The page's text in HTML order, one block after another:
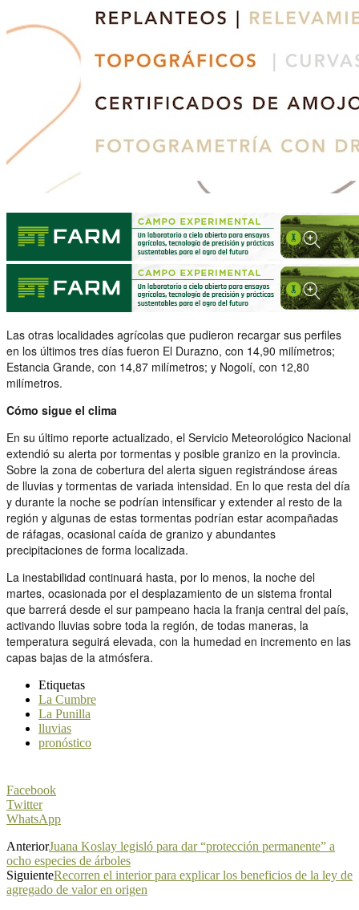
Las otras localidades agrícolas que pudieron recargar sus perfiles
en los últimos tres días fueron El Durazno, con 14,90 milímetros;
Estancia Grande, con 14,87 milímetros; y Nogolí, con 12,80
milímetros.
Cómo sigue el clima
En su último reporte actualizado, el Servicio Meteorológico Nacional
extendió su alerta por tormentas y posible granizo en la provincia.
Sobre la zona de cobertura del alerta siguen registrándose áreas
de lluvias y tormentas de variada intensidad. En lo que resta del día
y durante la noche se podrían intensificar y extender al resto de la
región y algunas de estas tormentas podrían estar acompañadas
de ráfagas, ocasional caída de granizo y abundantes
precipitaciones de forma localizada.
La inestabilidad continuará hasta, por lo menos, la noche del
martes, ocasionada por el desplazamiento de un sistema frontal
que barrerá desde el sur pampeano hacia la franja central del país,
activando lluvias sobre toda la región, de todas maneras, la
temperatura seguirá elevada, con la humedad en incremento en las
capas bajas de la atmósfera.
Etiquetas
La Cumbre
La Punilla
lluvias
pronóstico
Facebook
Twitter
WhatsApp
AnteriorJuana Koslay legisló para dar “protección permanente” a
ocho especies de árboles
SiguienteRecorren el interior para explicar los beneficios de la ley de
agregado de valor en origen